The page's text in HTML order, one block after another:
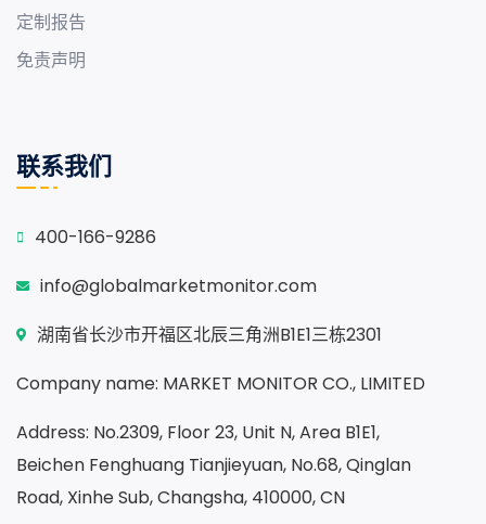
定制报告
免责声明
联系我们
400-166-9286
info@globalmarketmonitor.com
湖南省长沙市开福区北辰三角洲B1E1三栋2301
Company name: MARKET MONITOR CO., LIMITED
Address: No.2309, Floor 23, Unit N, Area B1E1,
Beichen Fenghuang Tianjieyuan, No.68, Qinglan
Road, Xinhe Sub, Changsha, 410000, CN